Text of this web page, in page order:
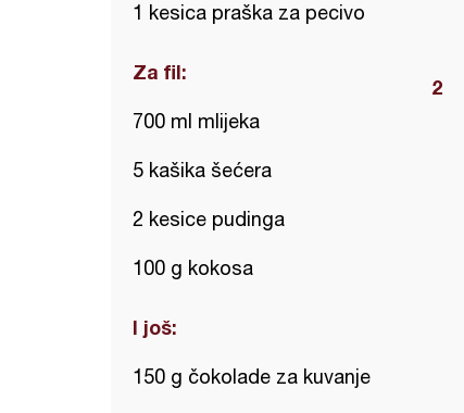
1 kesica praška za pecivo
Za fil:
700 ml mlijeka
5 kašika šećera
2 kesice pudinga
100 g kokosa
I još:
150 g čokolade za kuvanje